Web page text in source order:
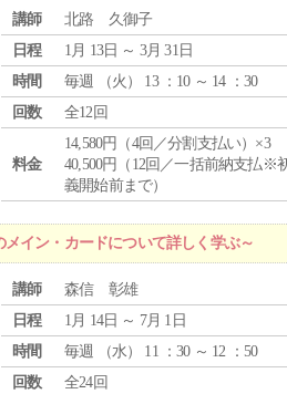
講師
北路 久御子
日程
1月 13日 ～ 3月 31日
時間
毎週 （火 ） 13 ：10 ～ 14 ：30
回数
全12回
料金
14,580円（4回／分割支払い）×3
40,500円（12回／一括前納支払※
義開始前まで）
イン・カードについて詳しく学ぶ～
講師
森信 彰雄
日程
1月 14日 ～ 7月 1日
時間
毎週 （水） 11 ：30 ～ 12 ：50
回数
全24回